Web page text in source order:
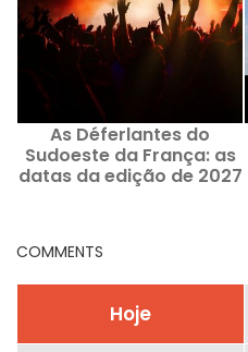
As Déferlantes do
Sudoeste da França: as
datas da edição de 2027
COMMENTS
Hoje